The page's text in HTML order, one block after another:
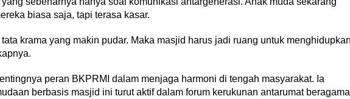
biasa saja, tapi terasa kasar.
krama yang makin pudar. Maka masjid harus jadi ruang untuk
peran BKPRMI dalam menjaga harmoni di tengah masyarakat. Ia
berbasis masjid ini turut aktif dalam forum kerukunan antarumat beragama